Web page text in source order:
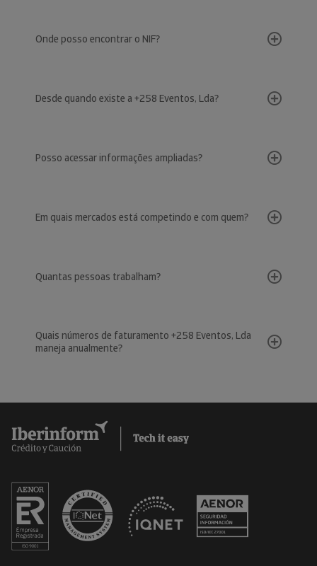
Onde posso encontrar o NIF?
Desde quando existe a +258 Eventos, Lda?
Posso acessar informações ampliadas?
Em quais mercados está competindo e com quem?
Quantas pessoas trabalham?
Quais números de faturamento +258 Eventos, Lda
maneja anualmente?